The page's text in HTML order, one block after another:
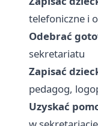
telefoniczne i
Odebrać
sekretariatu
Zapisać
pedagog,
Uzyskać